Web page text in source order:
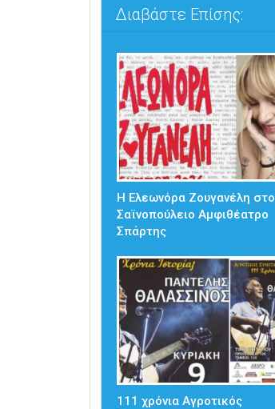
Διαβάστε Επίσης:
Η Ελεωνόρα Ζουγανέλη στο
Σαϊνοπούλειο Αμφιθέατρο
Σπάρτης
111 χρόνια Αγροτικός